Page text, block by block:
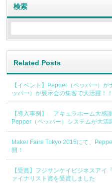
検索
Related Posts
【イベント】Pepper（ペッパー）
ッパー）が展示会の集客で大活躍！！
【導入事例】 アキュラホーム大感
Pepper（ペッパー）システムが大活
Maker Faire Tokyo 2015にて、
開！
【受賞】フジサンケイビジネスア
ァイナリスト賞を受賞しました